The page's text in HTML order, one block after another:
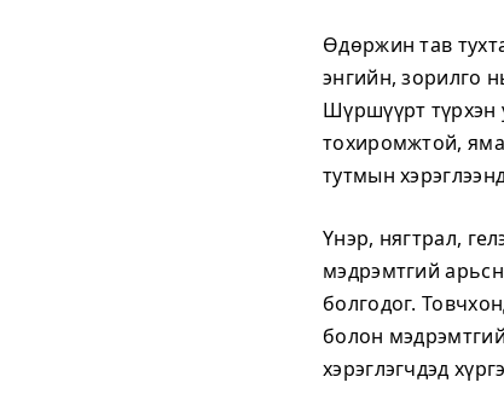
Өдөржин тав
энгийн, зорилго
Шүршүүрт түрхэн
тохиромжтой,
тутмын
Үнэр, нягтрал,
мэдрэмтгий
болгодог.
болон
хэрэглэгчдэд